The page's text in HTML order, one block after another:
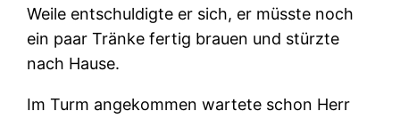
Weile entschuldigte er sich, er müsste noch
ein paar Tränke fertig brauen und stürzte
nach Hause.
Im Turm angekommen wartete schon Herr